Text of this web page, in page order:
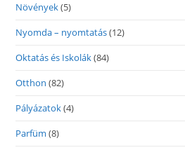
Növények(5)
Nyomda – nyomtatás(12)
Oktatás és Iskolák(84)
Otthon (82)
Pályázatok(4)
Parfüm (8)